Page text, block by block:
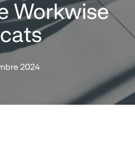
Workwise
2024